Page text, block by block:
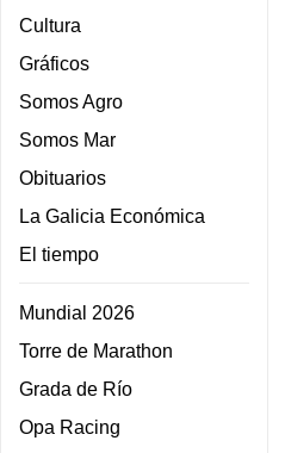
Cultura
Gráficos
Somos Agro
Somos Mar
Obituarios
La Galicia Económica
El tiempo
Mundial 2026
Torre de Marathon
Grada de Río
Opa Racing